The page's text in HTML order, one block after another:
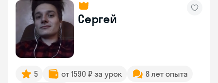
Сергей
5 от 1590 ₽ за урок
8 лет опыта